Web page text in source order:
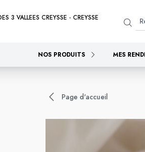
3 VALLEES CREYSSE - CREYSSE
NOS PRODUITS MES
Page d'accueil